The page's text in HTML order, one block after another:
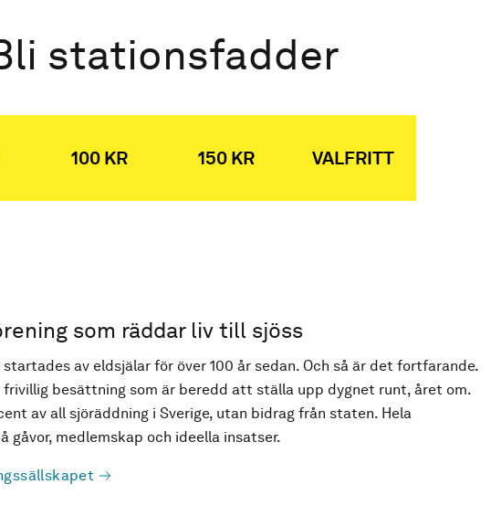
stationsfadder
100 KR 150 KR VALFRITT
som räddar liv till sjöss
av eldsjälar för över 100 år sedan. Och så är det fortfarande.
besättning som är beredd att ställa upp dygnet runt, året om.
av all sjöräddning i Sverige, utan bidrag från staten. Hela
gåvor, medlemskap och ideella insatser.